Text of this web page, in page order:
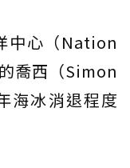
中心（Nation
喬西（Simon
海冰消退程度